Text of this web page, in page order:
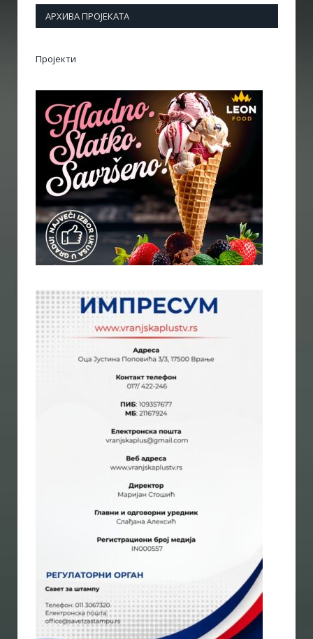
АРХИВА ПРОЈЕКАТА
Пројекти